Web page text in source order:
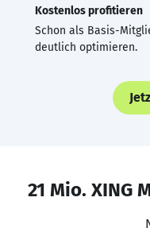
Kostenlos profitieren
Schon als Basis-
deutlich optimieren.
21 Mio. XING